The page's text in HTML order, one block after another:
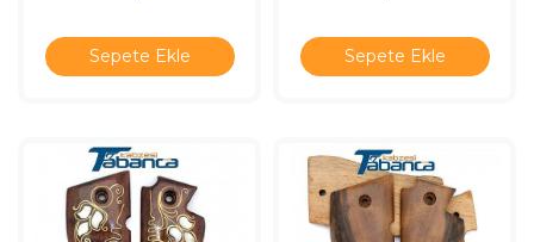
Sepete Ekle Sepete Ekle